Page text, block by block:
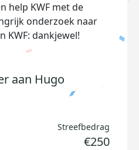
help KWF met de
onderzoek naar
KWF: dankjewel!
aan Hugo
Streefbedrag
€250